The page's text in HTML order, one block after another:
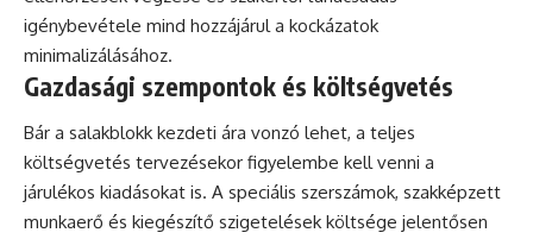
igénybevétele mind hozzájárul a kockázatok
minimalizálásához.
Gazdasági szempontok és költségvetés
Bár a salakblokk kezdeti ára vonzó lehet, a teljes
költségvetés tervezésekor figyelembe kell venni a
járulékos kiadásokat is. A speciális szerszámok, szakképzett
munkaerő és kiegészítő szigetelések költsége jelentősen